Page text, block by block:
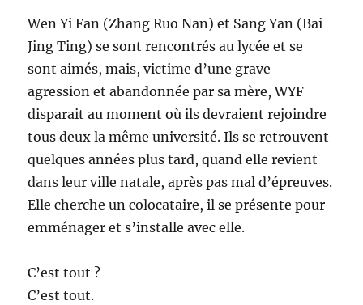
Wen Yi Fan (Zhang Ruo Nan) et Sang Yan (Bai
Jing Ting) se sont rencontrés au lycée et se
sont aimés, mais, victime d’une grave
agression et abandonnée par sa mère, WYF
disparait au moment où ils devraient rejoindre
tous deux la même université. Ils se retrouvent
quelques années plus tard, quand elle revient
dans leur ville natale, après pas mal d’épreuves.
Elle cherche un colocataire, il se présente pour
emménager et s’installe avec elle.
C’est tout ?
C’est tout.